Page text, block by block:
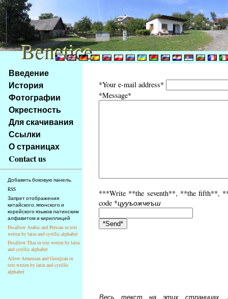
Na
obsah
stránky
Klávesové
zkratky
tomto
webu
základní
strana
Введение
История
Фотографии
Окрестность
Для скачивания
Ссылки
О страницах
Contact us
Добавить боковую панель.
RSS
Запрет отображения
китайского, японского и
корейского языков латинским
алфавитом и кириллицей
Disallow Arabic and Persian in text
writen by latin and cyrillic alphabet
Disallow Thai in text writen by latin
and cyrillic alphabet
Allow Armenian and Georgian in
text writen by latin and cyrillic
alphabet
*Your e-mail address*
*Message*
***Write **the seventh**, **the fifth**,
code *цууъожчеъш
Весь текст на этих страницах,
Benetice
Benetice